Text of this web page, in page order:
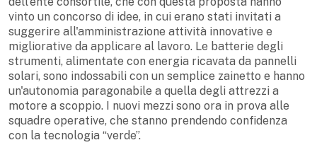
vinto un concorso di idee, in cui erano stati invitati a
suggerire all'amministrazione attività innovative e
migliorative da applicare al lavoro. Le batterie degli
strumenti, alimentate con energia ricavata da pannelli
solari, sono indossabili con un semplice zainetto e hanno
un'autonomia paragonabile a quella degli attrezzi a
motore a scoppio. I nuovi mezzi sono ora in prova alle
squadre operative, che stanno prendendo confidenza
con la tecnologia “verde”.